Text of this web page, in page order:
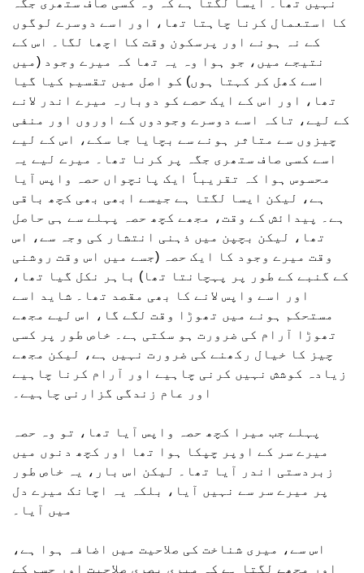
نہیں تھا۔ ایسا لگتا ہے کہ وہ کسی صاف ستھری جگہ
کا استعمال کرنا چاہتا تھا، اور اسے دوسرے لوگوں
کے نہ ہونے اور پرسکون وقت کا اچھا لگا۔ اس کے
نتیجے میں، جو ہوا وہ یہ تھا کہ میرے وجود (میں
اسے کھل کر کہتا ہوں) کو اصل میں تقسیم کیا گیا
تھا، اور اس کے ایک حصے کو دوبارہ میرے اندر لانے
کے لیے، تاکہ اسے دوسرے وجودوں کے اوروں اور منفی
چیزوں سے متاثر ہونے سے بچایا جا سکے، اس کے لیے
اسے کسی صاف ستھری جگہ پر کرنا تھا۔ میرے لیے یہ
محسوس ہوا کہ تقریباً ایک پانچواں حصہ واپس آیا
ہے، لیکن ایسا لگتا ہے جیسے ابھی بھی کچھ باقی
ہے۔ پیدائش کے وقت، مجھے کچھ حصہ پہلے سے ہی حاصل
تھا، لیکن بچپن میں ذہنی انتشار کی وجہ سے، اس
وقت میرے وجود کا ایک حصہ (جسے میں اس وقت روشنی
کے گنبے کے طور پر پہچانتا تھا) باہر نکل گیا تھا،
اور اسے واپس لانے کا بھی مقصد تھا۔ شاید اسے
مستحکم ہونے میں تھوڑا وقت لگے گا، اس لیے مجھے
تھوڑا آرام کی ضرورت ہو سکتی ہے۔ خاص طور پر کسی
چیز کا خیال رکھنے کی ضرورت نہیں ہے، لیکن مجھے
زیادہ کوشش نہیں کرنی چاہیے اور آرام کرنا چاہیے
اور عام زندگی گزارنی چاہیے۔
پہلے جب میرا کچھ حصہ واپس آیا تھا، تو وہ حصہ
میرے سر کے اوپر چپکا ہوا تھا اور کچھ دنوں میں
زبردستی اندر آیا تھا۔ لیکن اس بار، یہ خاص طور
پر میرے سر سے نہیں آیا، بلکہ یہ اچانک میرے دل
میں آیا۔
اس سے، میری شناخت کی صلاحیت میں اضافہ ہوا ہے،
اور مجھے لگتا ہے کہ میری بصری صلاحیت اور جسم کے